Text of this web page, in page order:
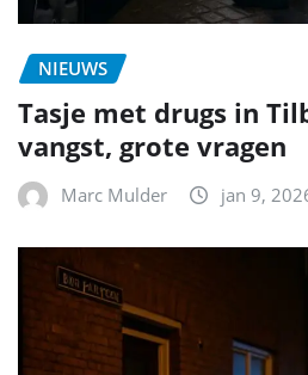
NIEUWS
Tasje met drugs in
vangst, grote vragen
Marc Mulder jan 9,